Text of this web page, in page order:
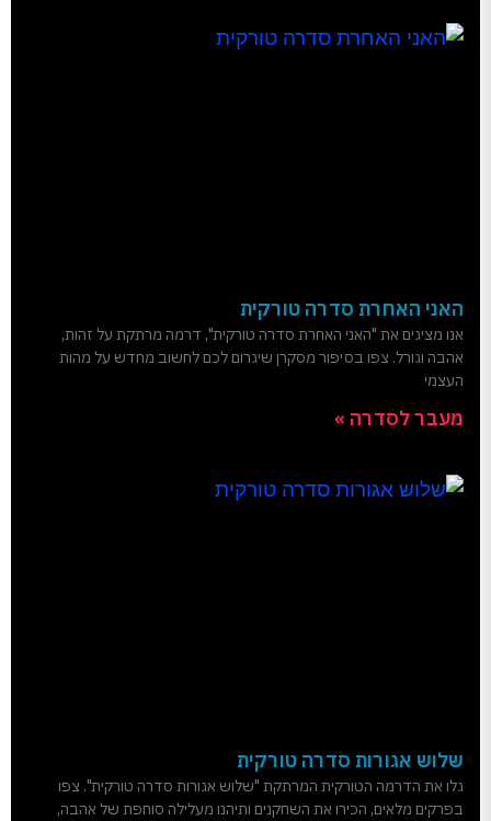
האני האחרת סדרה טורקית
אנו מציגים את "האני האחרת סדרה טורקית", דרמה מרתקת על זהות,
אהבה וגורל. צפו בסיפור מסקרן שיגרום לכם לחשוב מחדש על מהות
העצמי
מעבר לסדרה »
שלוש אגורות סדרה טורקית
גלו את הדרמה הטורקית המרתקת "שלוש אגורות סדרה טורקית". צפו
בפרקים מלאים, הכירו את השחקנים ותיהנו מעלילה סוחפת של אהבה,